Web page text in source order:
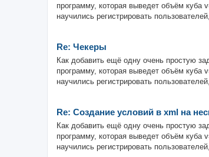
программу, которая выведет объём
научились регистрировать
Re: Чекеры
Как добавить ещё одну очень простую
программу, которая выведет объём
научились регистрировать
Re: Создание условий в xml на
Как добавить ещё одну очень простую
программу, которая выведет объём
научились регистрировать